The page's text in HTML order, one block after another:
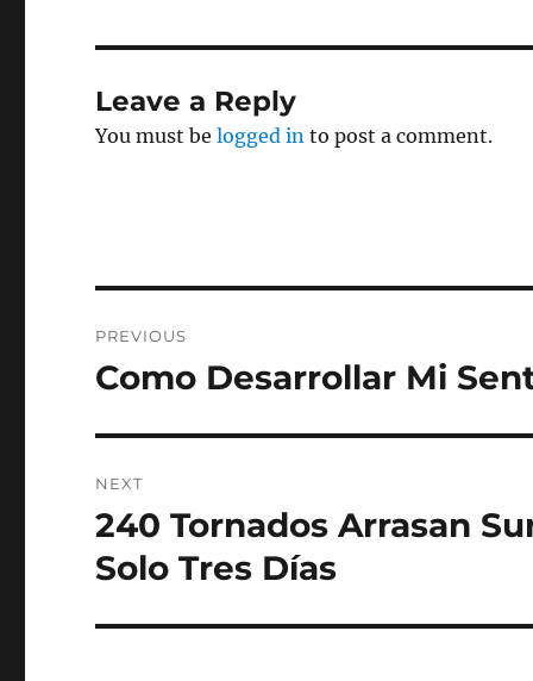
Leave a Reply
You must belogged in to post a comment.
navigation
PREVIOUS
Previous
Como Desarrollar Mi
NEXT
Next
post:
240 Tornados Arrasan
Solo Tres Días